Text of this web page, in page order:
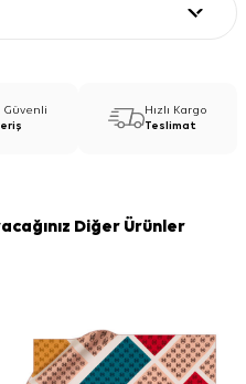
Güvenli
Hızlı Kargo
Teslimat
Diğer Ürünler